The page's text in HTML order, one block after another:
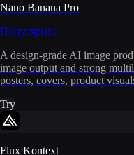
Nano Banana Pro
Популярное
A design-grade AI image
image output and strong
posters, covers, product
Try
Flux Kontext